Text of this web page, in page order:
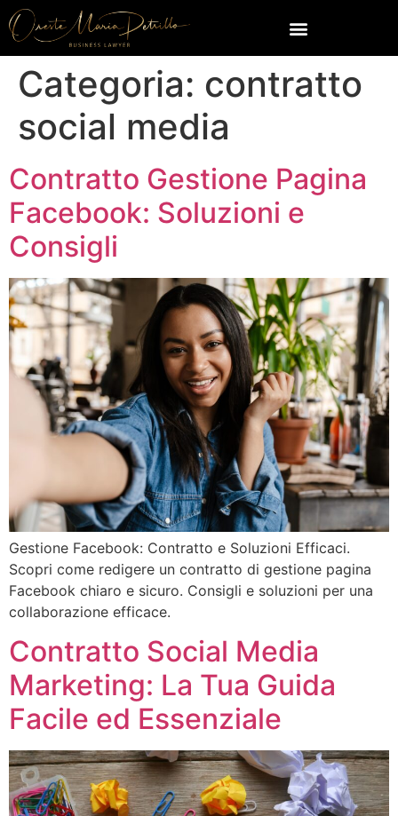
Categoria: contratto
social media
Contratto Gestione Pagina
Facebook: Soluzioni e
Consigli
Gestione Facebook: Contratto e Soluzioni Efficaci.
Scopri come redigere un contratto di gestione pagina
Facebook chiaro e sicuro. Consigli e soluzioni per una
collaborazione efficace.
Contratto Social Media
Marketing: La Tua Guida
Facile ed Essenziale